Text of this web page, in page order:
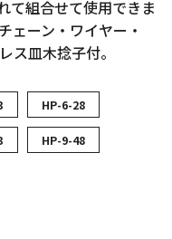
て組合せて使用できま
ェーン・ワイヤー・
ス皿木捻子付。
HP-6-28
HP-9-48